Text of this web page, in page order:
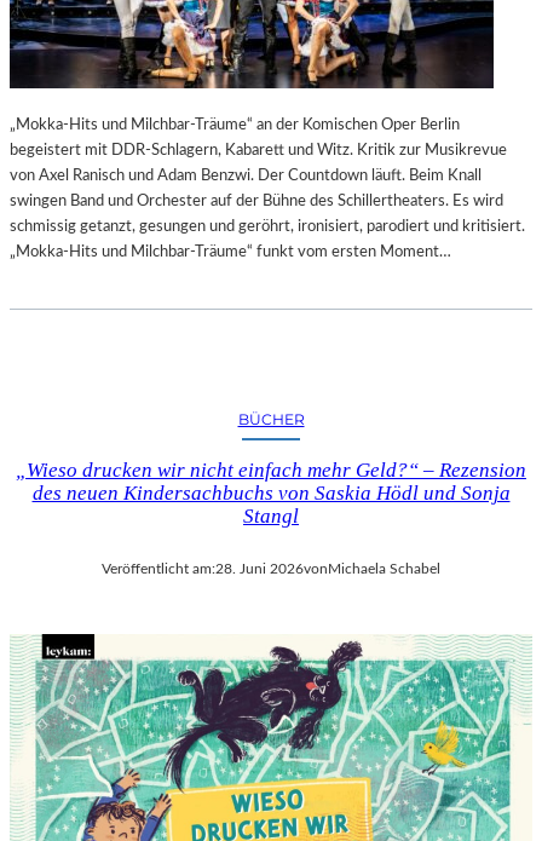
„Mokka-Hits und Milchbar-Träume“ an der Komischen Oper Berlin
begeistert mit DDR-Schlagern, Kabarett und Witz. Kritik zur Musikrevue
von Axel Ranisch und Adam Benzwi. Der Countdown läuft. Beim Knall
swingen Band und Orchester auf der Bühne des Schillertheaters. Es wird
schmissig getanzt, gesungen und geröhrt, ironisiert, parodiert und kritisiert.
„Mokka-Hits und Milchbar-Träume“ funkt vom ersten Moment…
BÜCHER
„Wieso drucken wir nicht einfach mehr Geld?“ – Rezension
des neuen Kindersachbuchs von Saskia Hödl und Sonja
Stangl
Veröffentlicht am:28. Juni 2026vonMichaela Schabel